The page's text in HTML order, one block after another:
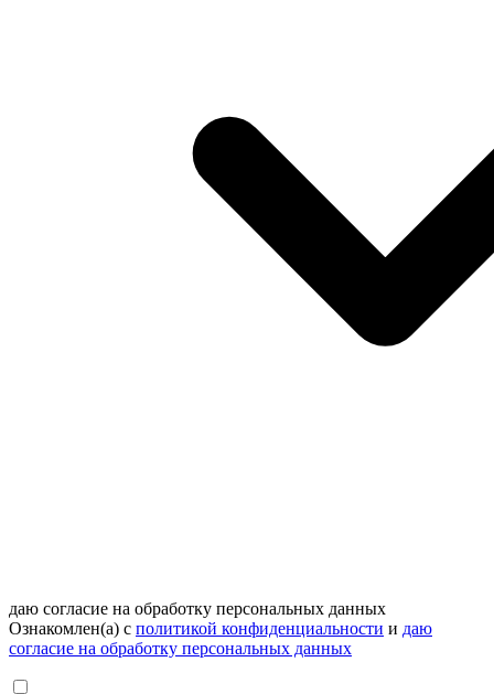
даю согласие на обработку персональных данных
Ознакомлен(а) с политикой конфиденциальности и даю
согласие на обработку персональных данных